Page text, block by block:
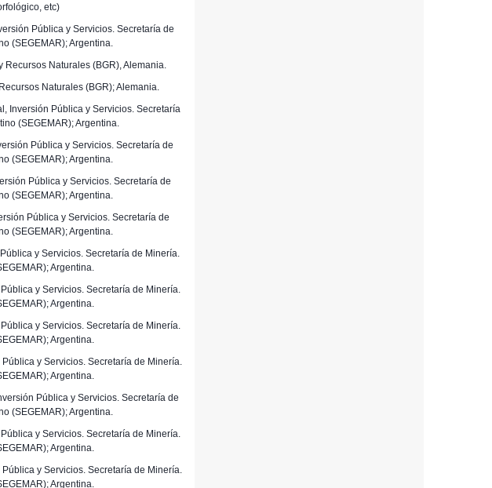
etc)
Pública y Servicios. Secretaría de
(SEGEMAR); Argentina.
Recursos Naturales (BGR), Alemania.
Naturales (BGR); Alemania.
Inversión Pública y Servicios. Secretaría
(SEGEMAR); Argentina.
Pública y Servicios. Secretaría de
(SEGEMAR); Argentina.
Pública y Servicios. Secretaría de
(SEGEMAR); Argentina.
Pública y Servicios. Secretaría de
(SEGEMAR); Argentina.
y Servicios. Secretaría de Minería.
Argentina.
y Servicios. Secretaría de Minería.
Argentina.
y Servicios. Secretaría de Minería.
Argentina.
y Servicios. Secretaría de Minería.
Argentina.
Pública y Servicios. Secretaría de
(SEGEMAR); Argentina.
y Servicios. Secretaría de Minería.
Argentina.
y Servicios. Secretaría de Minería.
Argentina.